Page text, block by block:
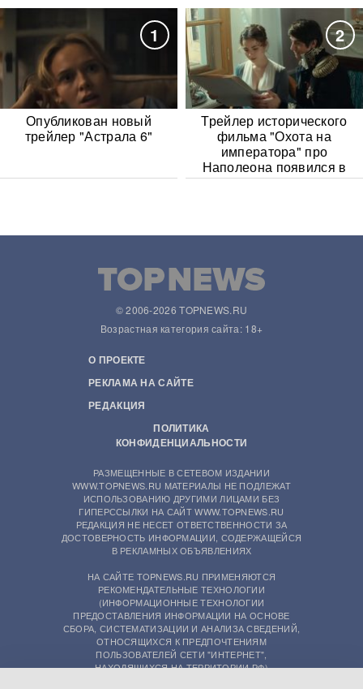
1
Опубликован новый
трейлер "Астрала 6"
2
Трейлер исторического
фильма "Охота на
императора" про
Наполеона появился в
Сети
© 2006-2026 TOPNEWS.RU
Возрастная категория сайта: 18+
О ПРОЕКТЕ
РЕКЛАМА НА САЙТЕ
РЕДАКЦИЯ
ПОЛИТИКА
КОНФИДЕНЦИАЛЬНОСТИ
РАЗМЕЩЕННЫЕ В СЕТЕВОМ ИЗДАНИИ
WWW.TOPNEWS.RU МАТЕРИАЛЫ НЕ ПОДЛЕЖАТ
ИСПОЛЬЗОВАНИЮ ДРУГИМИ ЛИЦАМИ БЕЗ
ГИПЕРССЫЛКИ НА САЙТ WWW.TOPNEWS.RU
РЕДАКЦИЯ НЕ НЕСЕТ ОТВЕТСТВЕННОСТИ ЗА
ДОСТОВЕРНОСТЬ ИНФОРМАЦИИ, СОДЕРЖАЩЕЙСЯ
В РЕКЛАМНЫХ ОБЪЯВЛЕНИЯХ
НА САЙТЕ TOPNEWS.RU ПРИМЕНЯЮТСЯ
РЕКОМЕНДАТЕЛЬНЫЕ ТЕХНОЛОГИИ
(ИНФОРМАЦИОННЫЕ ТЕХНОЛОГИИ
ПРЕДОСТАВЛЕНИЯ ИНФОРМАЦИИ НА ОСНОВЕ
СБОРА, СИСТЕМАТИЗАЦИИ И АНАЛИЗА СВЕДЕНИЙ,
ОТНОСЯЩИХСЯ К ПРЕДПОЧТЕНИЯМ
ПОЛЬЗОВАТЕЛЕЙ СЕТИ "ИНТЕРНЕТ",
НАХОДЯЩИХСЯ НА ТЕРРИТОРИИ РФ)